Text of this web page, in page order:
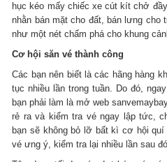
hục kéo mấy chiếc xe cút kít chở
nhằn bán mặt cho đất, bán lưng
như một nét chấm phá cho khung
Cơ hội săn vé thành công
Các bạn nên biết là các hãng hàng
tục nhiều lần trong tuần. Do đó,
bạn phải làm là mở web
rẻ ra và kiểm tra vé ngay lập tức,
bạn sẽ không bỏ lỡ bất kì cơ hội
vé ưng ý, kiểm tra lại nhiều lần sau